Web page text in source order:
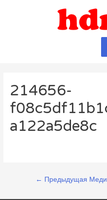
214656-
a122a5de8c
Навигация
по
← Предыдущая